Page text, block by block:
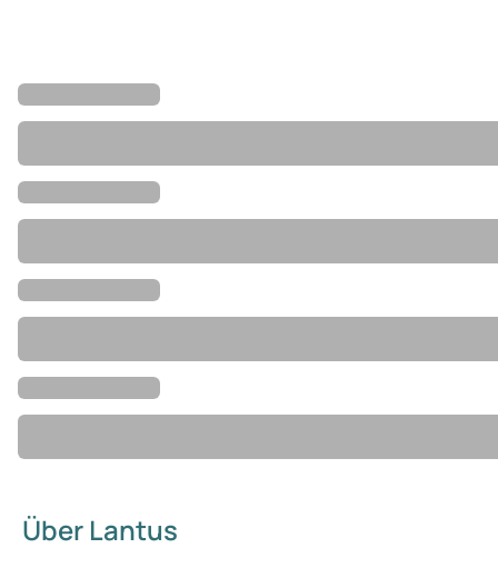
Über Lantus